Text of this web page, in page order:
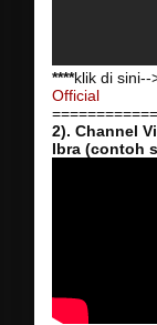
****klik di sini--
Official
2). Channel
Ibra (contoh